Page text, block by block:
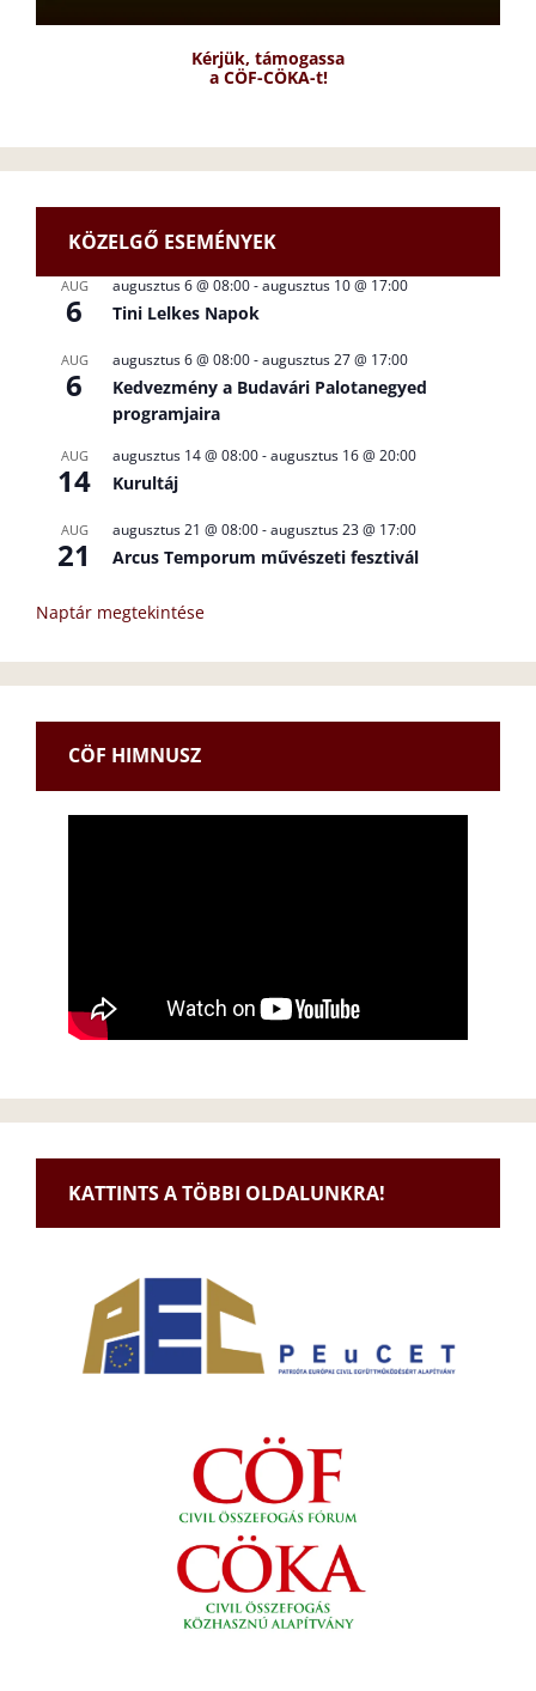
Kérjük, támogassa
a CÖF-CÖKA-t!
KÖZELGŐ ESEMÉNYEK
AUG
6
augusztus 6 @ 08:00-augusztus 10 @ 17:00
Tini Lelkes Napok
AUG
6
augusztus 6 @ 08:00-augusztus 27 @ 17:00
Kedvezmény a Budavári Palotanegyed
programjaira
AUG
14
augusztus 14 @ 08:00-augusztus 16 @ 20:00
Kurultáj
AUG
21
augusztus 21 @ 08:00-augusztus 23 @ 17:00
Arcus Temporum művészeti fesztivál
Naptár megtekintése
CÖF HIMNUSZ
KATTINTS A TÖBBI OLDALUNKRA!